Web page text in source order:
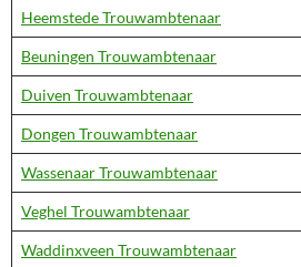
Heemstede Trouwambtenaar
Beuningen Trouwambtenaar
Duiven Trouwambtenaar
Dongen Trouwambtenaar
Wassenaar Trouwambtenaar
Veghel Trouwambtenaar
Waddinxveen Trouwambtenaar